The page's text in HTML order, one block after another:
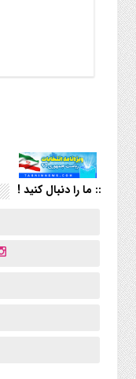
:: ما را دنبال کنید !